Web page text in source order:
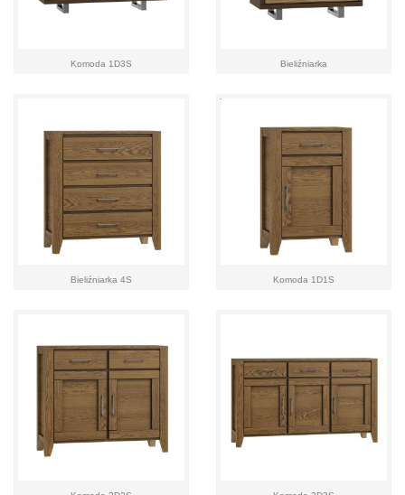
Komoda 1D3S Bieliźniarka
Bieliźniarka 4S Komoda 1D1S